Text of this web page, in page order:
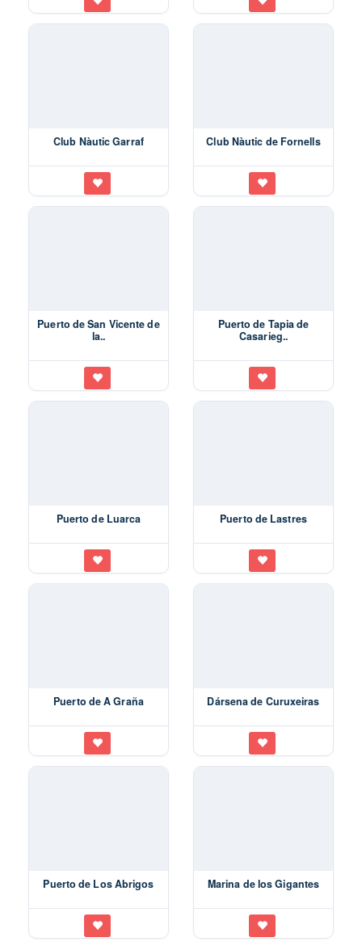
Club Nàutic Garraf Club Nàutic de Fornells
Puerto de San Vicente de
la..
Puerto de Tapia de
Casarieg..
Puerto de Luarca Puerto de Lastres
Puerto de A Graña Dársena de Curuxeiras
Puerto de Los Abrigos Marina de los Gigantes